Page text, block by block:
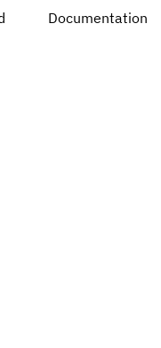
Documentation